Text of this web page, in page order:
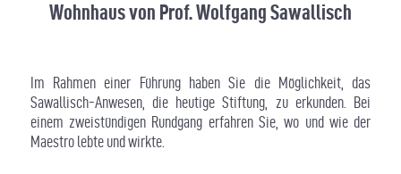
Wohnhaus von Prof. Wolfgang Sawallisch
Im Rahmen einer Führung haben Sie die Möglichkeit, das
Sawallisch-Anwesen, die heutige Stiftung, zu erkunden. Bei
einem zweistündigen Rundgang erfahren Sie, wo und wie der
Maestro lebte und wirkte.